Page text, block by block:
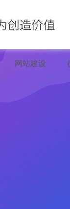
网站建设